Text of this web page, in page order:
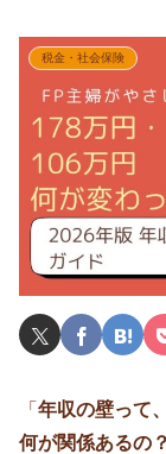
税金・社会保険
「 年収の壁って
何が関係あるの？